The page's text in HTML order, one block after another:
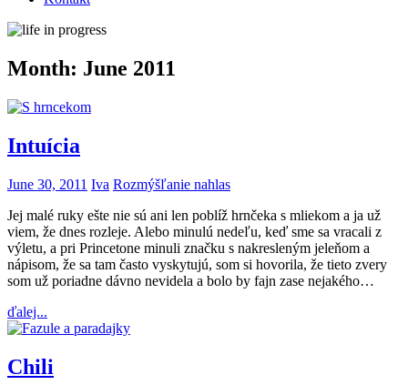
Month: June 2011
Intuícia
June 30, 2011 Iva Rozmýšľanie nahlas
Jej malé ruky ešte nie sú ani len poblíž hrnčeka s mliekom a ja už
viem, že dnes rozleje. Alebo minulú nedeľu, keď sme sa vracali z
výletu, a pri Princetone minuli značku s nakresleným jeleňom a
nápisom, že sa tam často vyskytujú, som si hovorila, že tieto zvery
som už poriadne dávno nevidela a bolo by fajn zase nejakého…
ďalej...
Chili